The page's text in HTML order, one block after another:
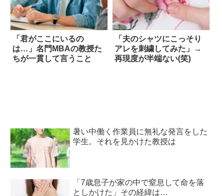
「君がここにいるの
は…」名門MBAの教授た
ちが一貫して言うこと
「夫のシャツにこっそり
アレを刺繍してみた」→
再現度が半端ない(笑)
暑い中働く作業員に無礼な発言をした
学生。それを見かけた教授は
「7歳息子が家の中で窒息して命を落
としかけた」その経緯は…